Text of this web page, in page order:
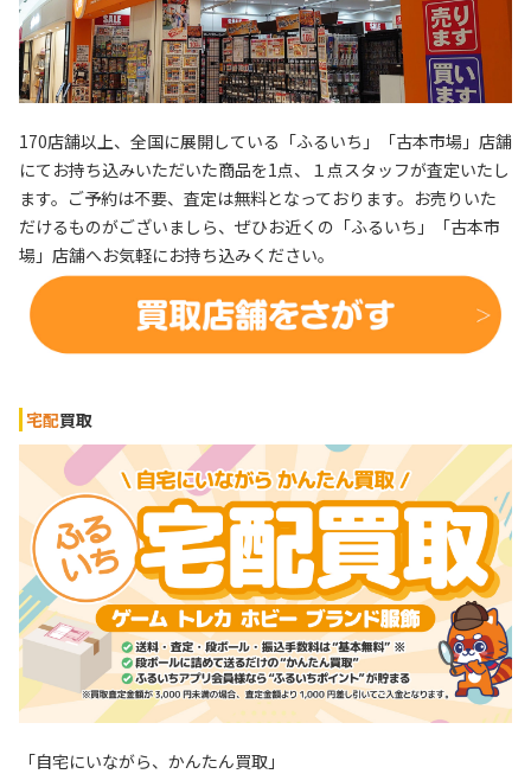
170店舗以上、全国に展開している「ふるいち」「古本市場」店舗
にてお持ち込みいただいた商品を1点、１点スタッフが査定いたし
ます。ご予約は不要、査定は無料となっております。お売りいた
だけるものがございましら、ぜひお近くの「ふるいち」「古本市
場」店舗へお気軽にお持ち込みください。
宅配買取
「自宅にいながら、かんたん買取」